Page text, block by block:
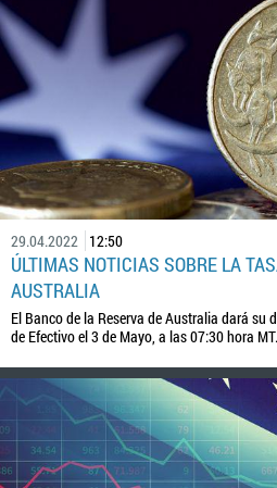
29.04.2022 12:50
ÚLTIMAS NOTICIAS SOBRE LA
AUSTRALIA
El Banco de la Reserva de Australia dará su
de Efectivo el 3 de Mayo, a las 07:30 hora MT.